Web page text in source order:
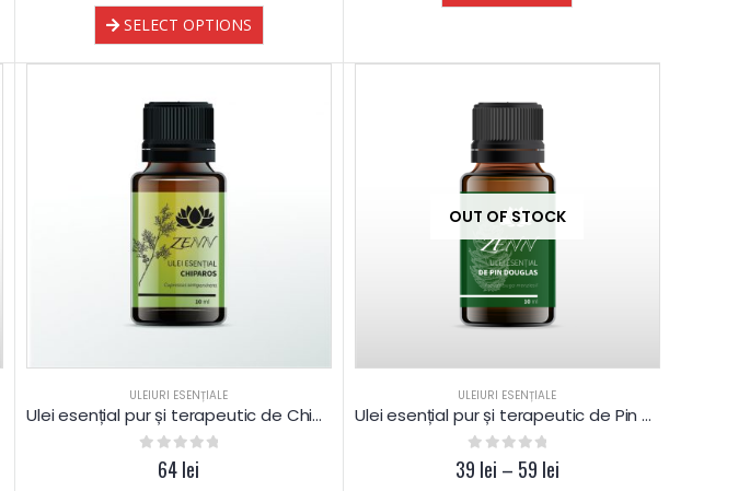
SELECT OPTIONS
ULEIURI ESENȚIALE
Ulei esențial pur și terapeutic de Chiparos
out of 5
64lei
OUT OF STOCK
ULEIURI ESENȚIALE
Ulei esențial pur și terapeutic de Pin Douglas
0 out of 5
39 lei – 59 lei